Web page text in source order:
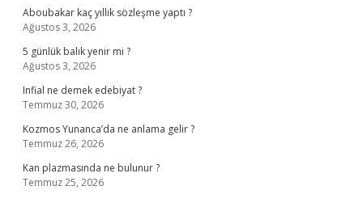
Aboubakar kaç yıllık sözleşme yaptı ?
Ağustos 3, 2026
5 günlük balık yenir mi ?
Ağustos 3, 2026
Infial ne demek edebiyat ?
Temmuz 30, 2026
Kozmos Yunanca’da ne anlama gelir ?
Temmuz 26, 2026
Kan plazmasında ne bulunur ?
Temmuz 25, 2026